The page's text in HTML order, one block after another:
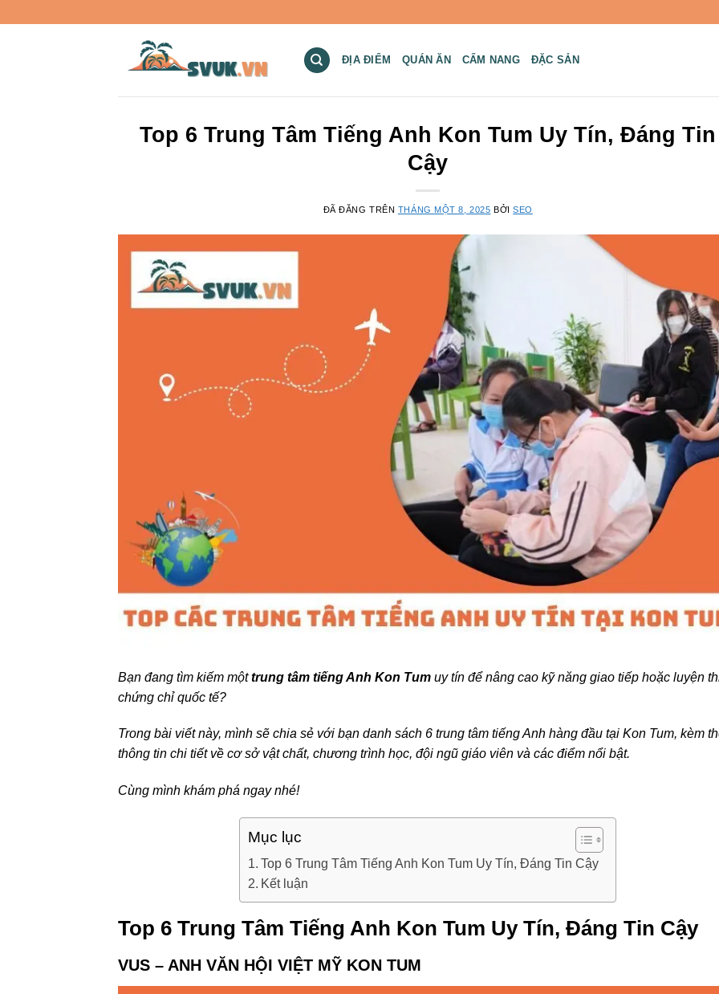
ĐỊA ĐIỂM QUÁN ĂN CẨM NANG ĐẶC SẢN
Top 6 Trung Tâm Tiếng Anh Kon Tum Uy Tín, Đáng Tin
Cậy
ĐÃ ĐĂNG TRÊN THÁNG MỘT 8, 2025 BỞISEO
Bạn đang tìm kiếm mộttrung tâm tiếng Anh Kon Tum uy tín để nâng cao kỹ năng giao tiếp hoặc luyện
chứng chỉ quốc tế?
Trong bài viết này, mình sẽ chia sẻ với bạn danh sách 6 trung tâm tiếng Anh hàng đầu tại Kon Tum, kèm
thông tin chi tiết về cơ sở vật chất, chương trình học, đội ngũ giáo viên và các điểm nổi bật.
Cùng mình khám phá ngay nhé!
Mục lục
Top 6 Trung Tâm Tiếng Anh Kon Tum Uy Tín, Đáng Tin Cậy
Kết luận
Top 6 Trung Tâm Tiếng Anh Kon Tum Uy Tín, Đáng Tin Cậy
VUS – ANH VĂN HỘI VIỆT MỸ KON TUM